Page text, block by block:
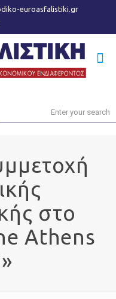
euroasfalistiki.gr
στο
Athens